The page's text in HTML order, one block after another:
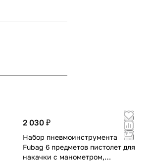
2 030 ₽
Набор пневмоинструмента
Fubag 6 предметов пистолет для
накачки с манометром,